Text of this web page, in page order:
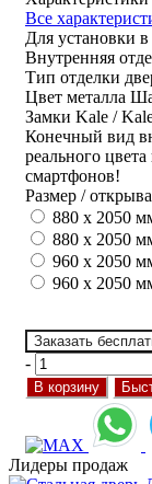
Все
Для установки в
Внутренняя
Тип отделки
Цвет металла
Замки Kale /
Конечный вид
реального
смартфонов!
Размер /
880 х 2050
880 х 2050
960 х 2050
960 х 2050
Заказать
-
В корзину
Лидеры продаж